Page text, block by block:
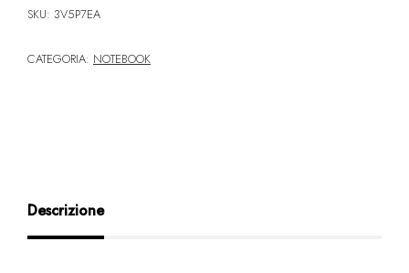
SKU: 3V5P7EA
CATEGORIA: NOTEBOOK
Descrizione